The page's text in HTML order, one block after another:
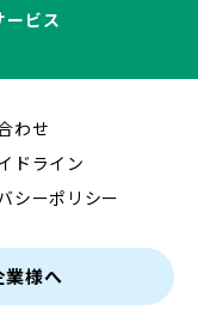
ービス
わせ
ドライン
シーポリシー
業様へ